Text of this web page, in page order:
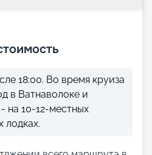
18:00. Во время круиза
в Ватнаволоке и
на 10-12-местных
лодках.